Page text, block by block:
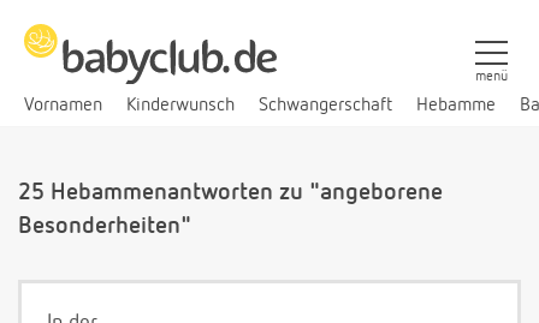
Vornamen Kinderwunsch Schwangerschaft Hebamme
menü
25 Hebammenantworten zu "angeborene
Besonderheiten"